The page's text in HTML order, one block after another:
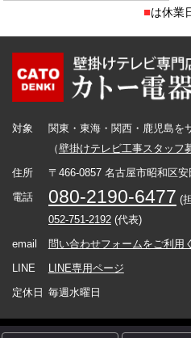
■は休業
対象
関東・東海・関西・鹿児島を
（壁掛けテレビ工事スタッフ
住所
〒466-0857 名古屋市昭和区安
電話
080-2190-6477 (
052-751-2192(代表)
email
問い合わせフォームをご利用
LINE
LINE専用ページ
定休日 毎週水曜日